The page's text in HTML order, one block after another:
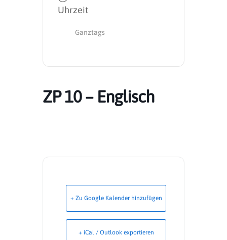
Uhrzeit
Ganztags
ZP 10 – Englisch
+ Zu Google Kalender hinzufügen
+ iCal / Outlook exportieren